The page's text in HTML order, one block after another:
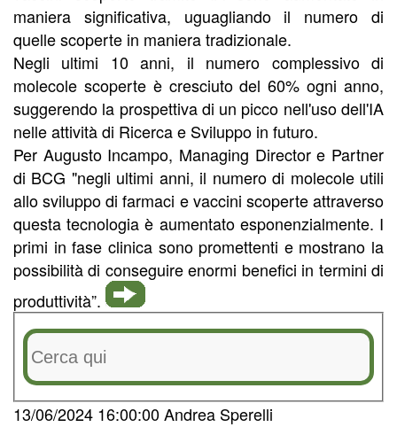
maniera significativa, uguagliando il numero di
quelle scoperte in maniera tradizionale.
Negli ultimi 10 anni, il numero complessivo di
molecole scoperte è cresciuto del 60% ogni anno,
suggerendo la prospettiva di un picco nell'uso dell'IA
nelle attività di Ricerca e Sviluppo in futuro.
Per Augusto Incampo, Managing Director e Partner
di BCG "negli ultimi anni, il numero di molecole utili
allo sviluppo di farmaci e vaccini scoperte attraverso
questa tecnologia è aumentato esponenzialmente. I
primi in fase clinica sono promettenti e mostrano la
possibilità di conseguire enormi benefici in termini di
produttività”.
13/06/2024 16:00:00 Andrea Sperelli